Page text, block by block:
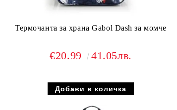
Термочанта за храна Gabol Dash за момче
€20.99 41.05лв.